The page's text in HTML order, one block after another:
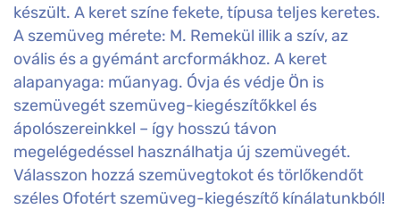
készült. A keret színe fekete, típusa teljes keretes.
A szemüveg mérete: M. Remekül illik a szív, az
ovális és a gyémánt arcformákhoz. A keret
alapanyaga: műanyag. Óvja és védje Ön is
szemüvegét szemüveg-kiegészítőkkel és
ápolószereinkkel – így hosszú távon
megelégedéssel használhatja új szemüvegét.
Válasszon hozzá szemüvegtokot és törlőkendőt
széles Ofotért szemüveg-kiegészítő kínálatunkból!